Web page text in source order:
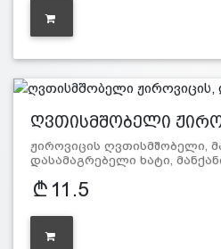
ღვთისმშობელი
ჟიროვიცის ღვთისმშობელი,
დასამაგრებელი ხატი,
11.5